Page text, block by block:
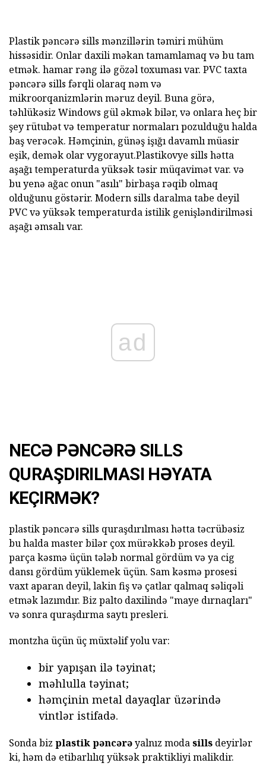
Plastik pəncərə sills mənzillərin təmiri mühüm
hissəsidir. Onlar daxili məkan tamamlamaq və bu tam
etmək. hamar rəng ilə gözəl toxuması var. PVC taxta
pəncərə sills fərqli olaraq nəm və
mikroorqanizmlərin məruz deyil. Buna görə,
təhlükəsiz Windows gül əkmək bilər, və onlara heç bir
şey rütubət və temperatur normaları pozulduğu halda
baş verəcək. Həmçinin, günəş işığı davamlı müasir
eşik, demək olar vygorayut.Plastikovye sills hətta
aşağı temperaturda yüksək təsir müqavimət var. və
bu yenə ağac onun "asılı" birbaşa rəqib olmaq
olduğunu göstərir. Modern sills daralma tabe deyil
PVC və yüksək temperaturda istilik genişləndirilməsi
aşağı əmsalı var.
ad
NECƏ PƏNCƏRƏ SILLS
QURAŞDIRILMASI HƏYATA
KEÇIRMƏK?
plastik pəncərə sills quraşdırılması hətta təcrübəsiz
bu halda master bilər çox mürəkkəb proses deyil.
parça kəsmə üçün tələb normal gördüm və ya cig
dansı gördüm yüklemek üçün. Sam kəsmə prosesi
vaxt aparan deyil, lakin fiş və çatlar qalmaq səliqəli
etmək lazımdır. Biz palto daxilində "maye dırnaqları"
və sonra quraşdırma saytı presleri.
montzha üçün üç müxtəlif yolu var:
bir yapışan ilə təyinat;
məhlulla təyinat;
həmçinin metal dayaqlar üzərində
vintlər istifadə.
Sonda biz plastik pəncərəyalnız modasills deyirlər
ki, həm də etibarlılıq yüksək praktikliyi malikdir.